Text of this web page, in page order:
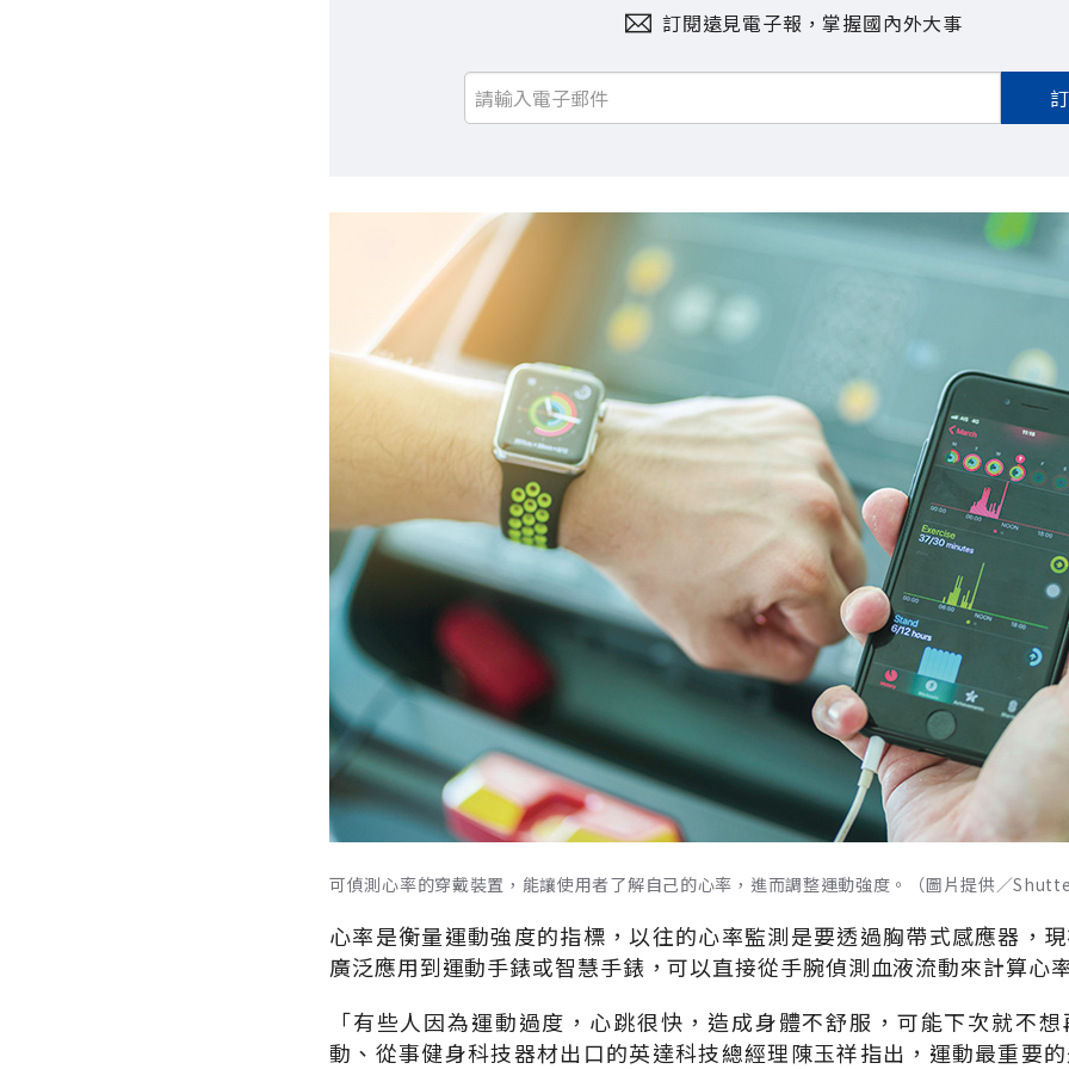
訂閱遠見電子報，掌握國內外大事
可偵測心率的穿戴裝置，能讓使用者了解自己的心率，進而調整運動強度。（圖片提供／
心率是衡量運動強度的指標，以往的心率監測是要透過胸帶式感應器，
廣泛應用到運動手錶或智慧手錶，可以直接從手腕偵測血液流動來計算心
「有些人因為運動過度，心跳很快，造成身體不舒服，可能下次就不
動、從事健身科技器材出口的英達科技總經理陳玉祥指出，運動最重要